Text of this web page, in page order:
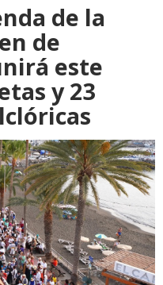
de la
de
este
y 23